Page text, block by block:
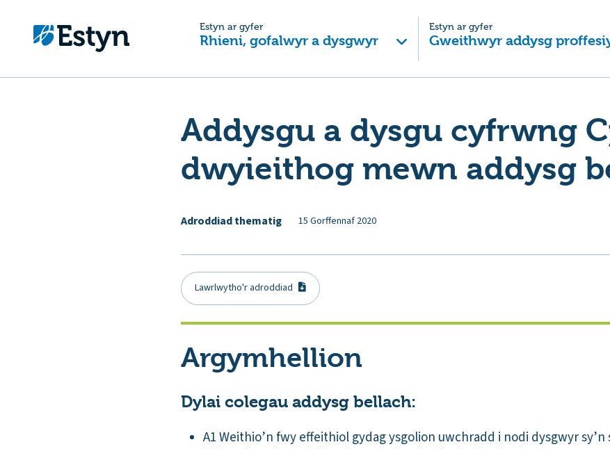
Estyn ar gyfer
Rhieni, gofalwyr a dysgwyr
Estyn ar gyfer
Gweithwyr addysg
Addysgu a dysgu cyfrwng
dwyieithog mewn addysg
Adroddiad thematig 15 Gorffennaf 2020
Lawrlwytho'r adroddiad
Argymhellion
Dylai colegau addysg bellach:
A1 Weithio’n fwy effeithiol gydag ysgolion uwchradd i nodi dysgwyr sy’n